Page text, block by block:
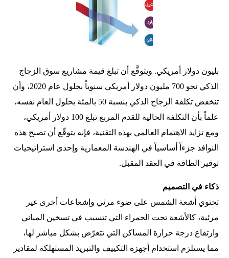
بليون دولار أمريكي. ويتوقَّع أن تبلغ قيمة مشاريع سوق الزجاج
الذكي نحو 700 مليون دولار أمريكي سنوياً بحلول عام 2020، وأن
تنخفض تكلفة الزجاج الذكي بنسبة 50 بالمئة بحلول العام نفسه،
علماً بأن التكلفة الحالية للقدم المربع تبلغ 100 دولار أمريكي،
ومع تزايد الاهتمام العالمي بهذه التقنية، فإنه يتوقّع أن تصبح هذه
النوافذ جزءاً أساسياً في الهندسة المعمارية وإحدى استراتيجيات
توفير الطاقة في العقد المقبل.
ذكاء في التصميم
تحتوي أشعة الشمس على ضوء مرئي وإشعاعات أخرى غير
مرئية، كالأشعة تحت الحمراء التي تتسبب في تسخين المباني
وارتفاع درجة حرارة المساكن التي تتعرّض بشكل مباشر لها،
مما يستلزم استخدام أجهزة التكييف والتبريد المستهلكة لمقادير